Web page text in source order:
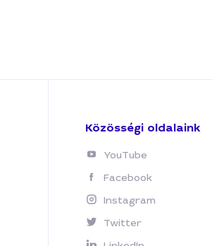
Közösségi oldalaink
YouTube
Facebook
Instagram
Twitter